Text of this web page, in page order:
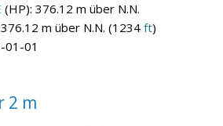
(HP): 376.12 m über N.N.
m über N.N. (1234 ft)
01-01
2 m